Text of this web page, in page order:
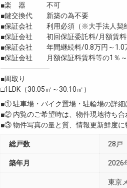
■楽 器 不可
■鍵交換代 新築の為不要
■保証会社 利用必須（※大手法人契約
■保証会社 初回保証委託料/月額賃料
■保証会社 年間継続料/0.8万円～1.0
■保証会社 月額保証料賃料等の1％
―――――――
■間取り
□1LDK（30.05㎡～30.10㎡）
■① 駐車場・バイク置場・駐輪場の詳細
■② 内覧のご希望時は、物件現地待ち合
■③ 物件写真の量と質、情報更新鮮度に
総戸数 28戸
築年月 2026
東京